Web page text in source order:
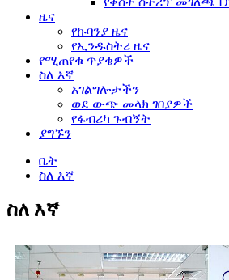
ዜና
የኩባንያ ዜና
የኢንዱስትሪ ዜና
የሚጠየቁ ጥያቄዎች
ስለ እኛ
አገልግሎታችን
ወደ ውጭ መላክ ገበያዎች
የፋብሪካ ጉብኝት
ያግኙን
ቤት
ስለ እኛ
ስለ እኛ